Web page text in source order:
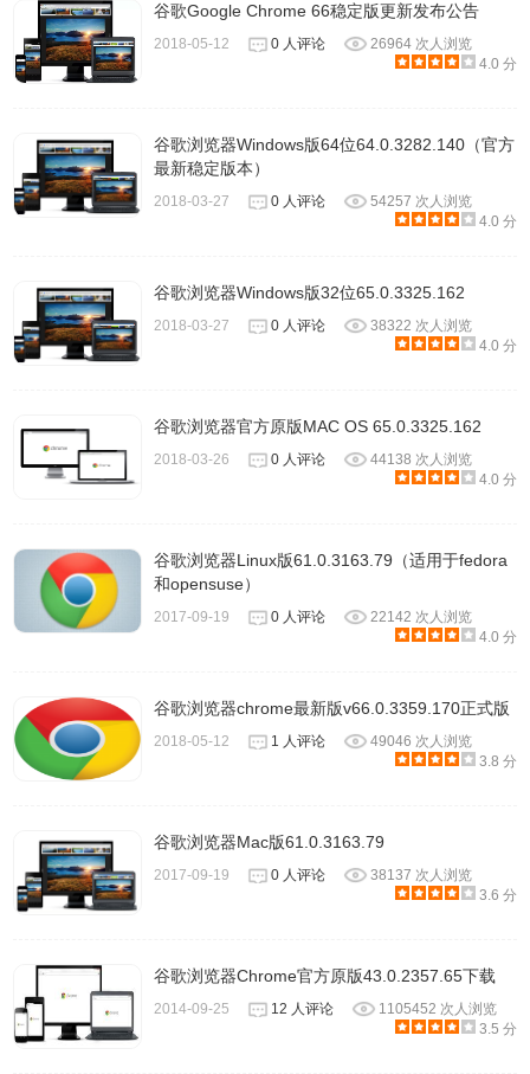
谷歌Google Chrome 66稳定版更新发布公告
2018-05-12 0 人评论
26964 次人浏览
4.0 分
谷歌浏览器Windows版64位64.0.3282.140（官方
最新稳定版本）
2018-03-27 0 人评论
54257 次人浏览
4.0 分
谷歌浏览器Windows版32位65.0.3325.162
2018-03-27 0 人评论
38322 次人浏览
4.0 分
谷歌浏览器官方原版MAC OS 65.0.3325.162
2018-03-26 0 人评论
44138 次人浏览
4.0 分
谷歌浏览器Linux版61.0.3163.79（适用于fedora
和opensuse）
2017-09-19 0 人评论
22142 次人浏览
4.0 分
谷歌浏览器chrome最新版v66.0.3359.170正式版
2018-05-12 1 人评论
49046 次人浏览
3.8 分
谷歌浏览器Mac版61.0.3163.79
2017-09-19 0 人评论
38137 次人浏览
3.6 分
谷歌浏览器Chrome官方原版43.0.2357.65下载
2014-09-25 12 人评论
1105452 次人浏览
3.5 分